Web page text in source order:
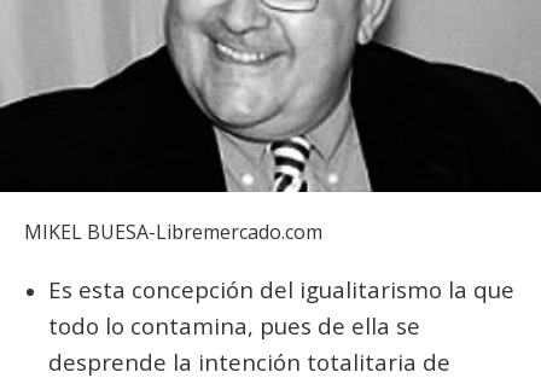
MIKEL BUESA-Libremercado.com
Es esta concepción del igualitarismo la que
todo lo contamina, pues de ella se
desprende la intención totalitaria de